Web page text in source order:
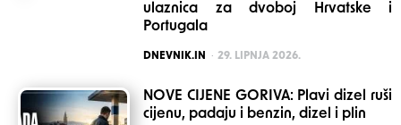
ulaznica za dvoboj Hrvatske i
Portugala
POSTED
DNEVNIK.IN 29. LIPNJA 2026.
NOVE CIJENE GORIVA: Plavi dizel ruši
cijenu, padaju i benzin, dizel i plin